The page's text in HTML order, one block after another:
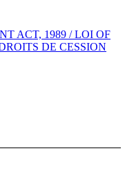
ACT, 1989 / LOI OF
DE CESSION